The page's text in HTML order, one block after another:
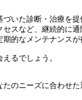
いた診断・治療を
スなど、継続的に
的なメンテナンス
るでしょう。
のニーズに合わせた